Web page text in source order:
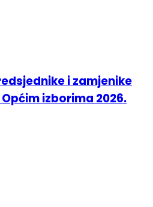
i zamjenike
izborima 2026.